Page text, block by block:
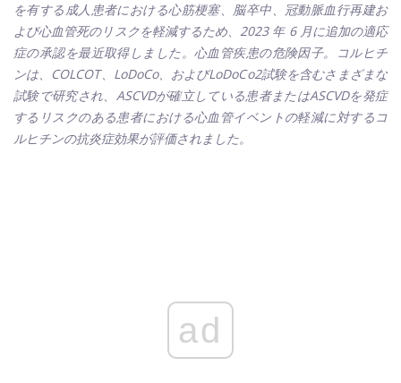
を有する成人患者における心筋梗塞、脳卒中、冠動脈血行再建お
よび心血管死のリスクを軽減するため、2023 年 6 月に追加の適応
症の承認を最近取得しました。心血管疾患の危険因子。コルヒチ
ンは、COLCOT、LoDoCo、およびLoDoCo2試験を含むさまざまな
試験で研究され、ASCVDが確立している患者またはASCVDを発症
するリスクのある患者における心血管イベントの軽減に対するコ
ルヒチンの抗炎症効果が評価されました。
ad